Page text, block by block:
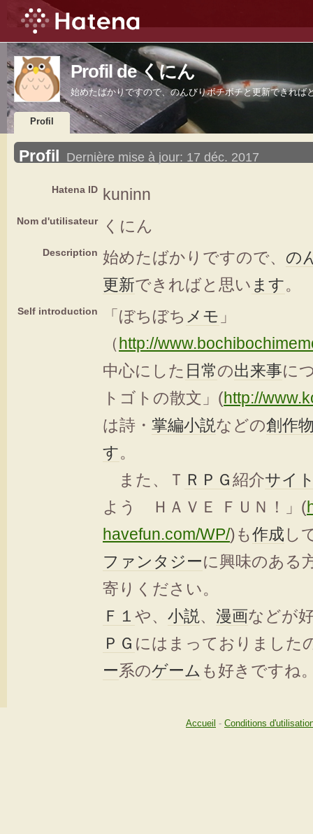
Profil de くにん
始めたばかりですので、のんびりボチボチと更新できれば
Profil
Profil Dernière mise à jour: 17 déc. 2017
Hatena ID kuninn
Nom d'utilisateur くにん
Description 始めたばかりですので、 の
更新できればと思い ます。
Self introduction 「ぼちぼち メモ 」
（ http://
中心にした 日常の出来事に
トゴトの散文」(http://
は詩・ 掌編小説などの創作
す。
また、Ｔ ＲＰＧ紹介サイ
よう ＨＡＶＥ ＦＵＮ！」(
havefun.com/WP/)も作成 し
ファンタジーに興味のある
寄りください。
Ｆ１ や、 小説、 漫画などが
ＰＧ にはまっておりました
ー系のゲーム も好きですね
Accueil - Conditions